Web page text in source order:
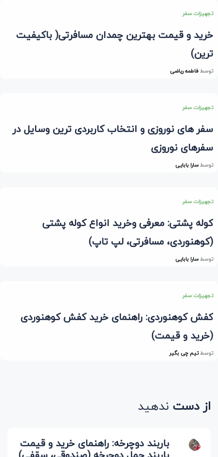
تجهیزات سفر
خرید و قیمت بهترین چمدان مسافرتی( باکیفیت
ترین)
توسطفاطمه ریاضی
تجهیزات سفر
سفر های نوروزی و انتخاب کاربردی ترین وسایل در
سفر‌های نوروزی
توسطسارا بابایی
تجهیزات سفر
کوله پشتی: معرفی وخرید انواع کوله پشتی
(کوهنوردی، مسافرتی، لپ تاپ)
توسطسارا بابایی
تجهیزات سفر
کفش کوهنوردی: راهنمای خرید کفش کوهنوردی
(خرید و قیمت)
توسطتیم چی بگیر
از دست ندهید
باربند دوچرخه: راهنمای خرید و قیمت